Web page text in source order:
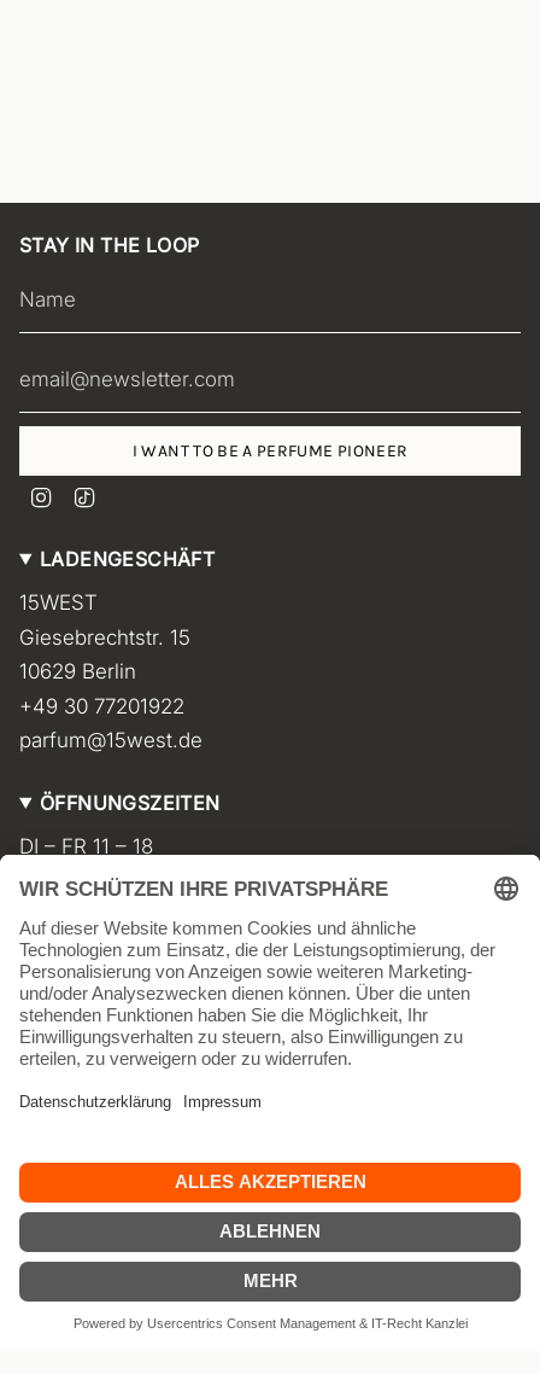
STAY IN THE LOOP
I WANT TO BE A PERFUME PIONEER
t
g
a
m
T
k
LADENGESCHÄFT
15WEST
Giesebrechtstr. 15
10629 Berlin
+49 30 77201922
parfum@15west.de
ÖFFNUNGSZEITEN
DI – FR 11 – 18
SA 11 – 17
MO geschlossen
INFORMATIONEN
Kontakt
Impressum
AGB
Vertrag widerrufen